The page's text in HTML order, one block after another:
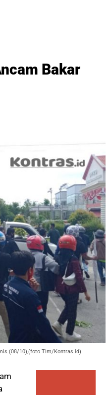
Bakar
(08/10),(foto Tim/Kontras.id).